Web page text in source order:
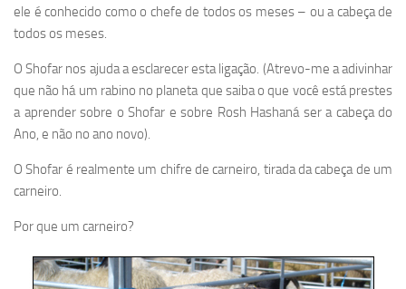
ele é conhecido como o chefe de todos os meses – ou a cabeça de
todos os meses.
O Shofar nos ajuda a esclarecer esta ligação. (Atrevo-me a adivinhar
que não há um rabino no planeta que saiba o que você está prestes
a aprender sobre o Shofar e sobre Rosh Hashaná ser a cabeça do
Ano, e não no ano novo).
O Shofar é realmente um chifre de carneiro, tirada da cabeça de um
carneiro.
Por que um carneiro?